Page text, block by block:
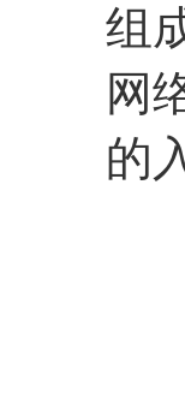
组
网
的